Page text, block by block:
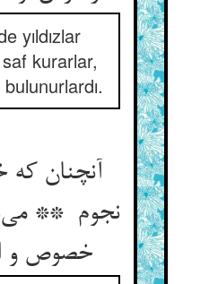
yıldızlar
kurarlar,
آنچنان که
نجوم **
خصوص و از عموم